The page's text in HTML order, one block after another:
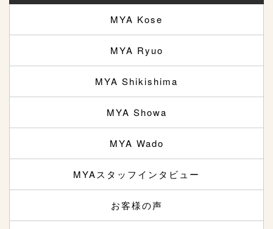
MYA Kose
MYA Ryuo
MYA Shikishima
MYA Showa
MYA Wado
MYAスタッフインタビュー
お客様の声